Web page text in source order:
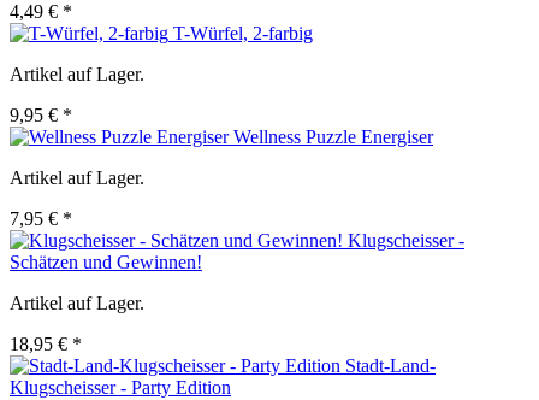
4,49 € *
T-Würfel, 2-farbig
Artikel auf Lager.
9,95 € *
Wellness Puzzle Energiser
Artikel auf Lager.
7,95 € *
Klugscheisser -
Schätzen und Gewinnen!
Artikel auf Lager.
18,95 € *
Stadt-Land-
Klugscheisser - Party Edition